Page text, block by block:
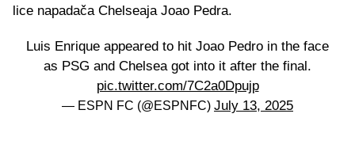
lice napadača Chelseaja Joao Pedra.
Luis Enrique appeared to hit Joao Pedro in the face
as PSG and Chelsea got into it after the final.
pic.twitter.com/7C2a0Dpujp
— ESPN FC (@ESPNFC) July 13, 2025